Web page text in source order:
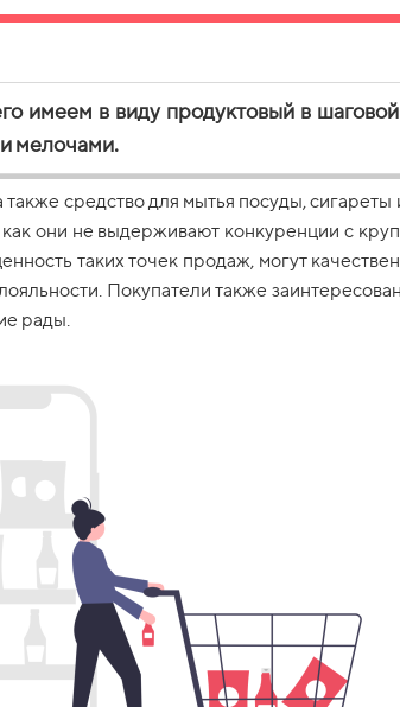
имеем в виду продуктовый в
мелочами.
средство для мытья посуды,
они не выдерживают конкуренции с
таких точек продаж, могут
Покупатели также
рады.